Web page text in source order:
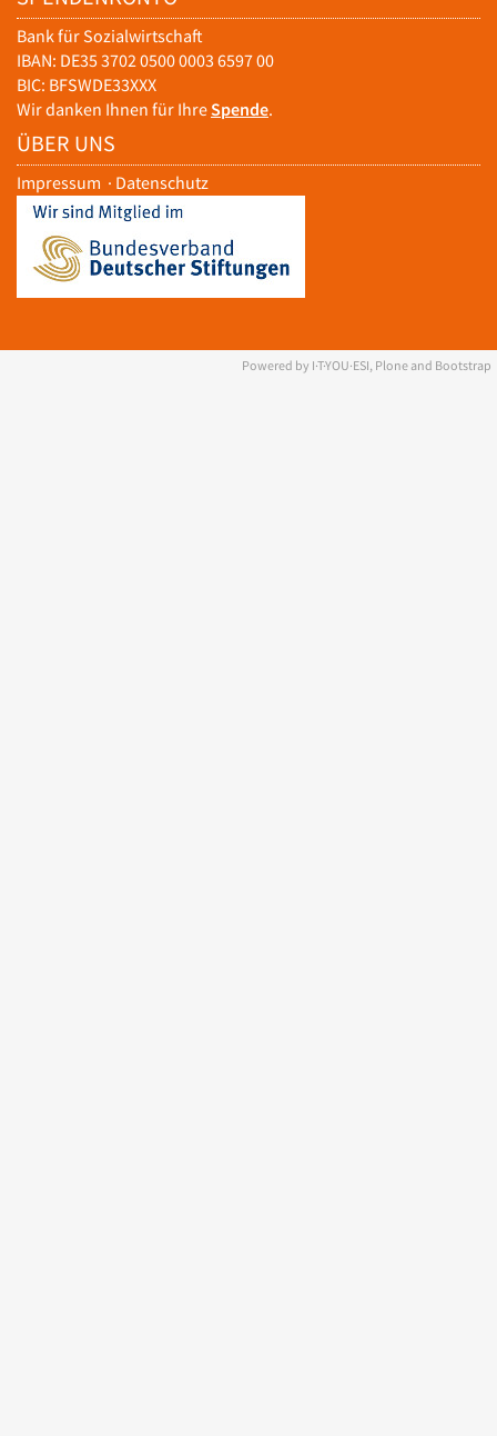
Bank für Sozialwirtschaft
IBAN: DE35 3702 0500 0003 6597 00
BIC: BFSWDE33XXX
Wir danken Ihnen für IhreSpende.
ÜBER UNS
Impressum · Datenschutz
Powered by I·T·YOU·ESI, Plone and Bootstrap